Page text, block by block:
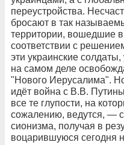
переустройства.
бросают в так
территории, вошедшие в
соответствии с
эти украинские
на самом деле
"Нового Иерусалима".
идёт война с В.В.
все те глупости, на
сожалению, ведутся, —
сионизма, получая в
воцарившуюся сегодня